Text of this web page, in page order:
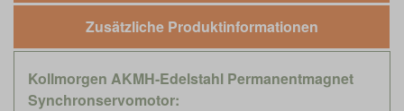
Zusätzliche Produktinformationen
Kollmorgen AKMH-Edelstahl Permanentmagnet
Synchronservomotor: